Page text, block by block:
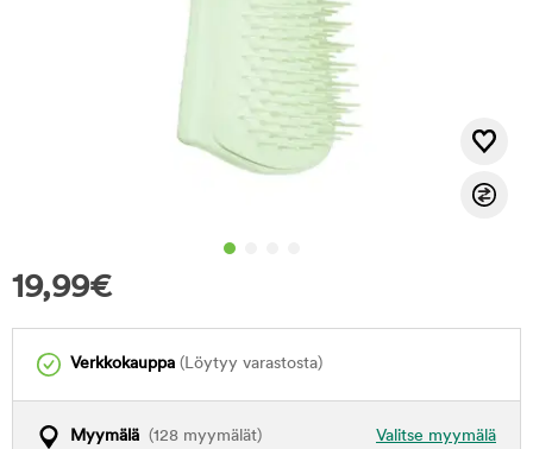
19,99€
Verkkokauppa (Löytyy varastosta)
Valitse myymälä
Myymälä (128 myymälät)